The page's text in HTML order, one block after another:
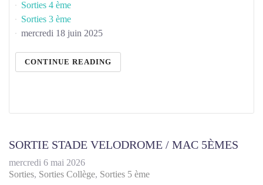
Sorties 4 ème
Sorties 3 ème
mercredi 18 juin 2025
CONTINUE READING
SORTIE STADE VELODROME / MAC 5ÈMES
mercredi 6 mai 2026
Sorties Sorties Collège Sorties 5 ème